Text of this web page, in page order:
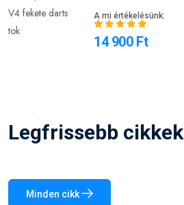
A mi értékelésünk:
14 900 Ft
Legfrissebb cikkek
Minden cikk